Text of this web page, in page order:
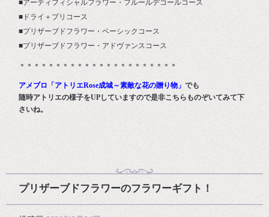
■アーティフィシャルフラワー・フルールデコールコース
■ドライ＋プリコース
■プリザーブドフラワー・ベーシックコース
■プリザーブドフラワー・アドヴァンスコース
＊＊＊＊＊＊＊＊＊＊＊＊＊＊＊＊＊＊＊＊＊＊
アメブロ「アトリエRose成城～素敵な花の贈り物」でも
随時アトリエの様子をUPしていますので是非こちらものぞいてみて下
さいね。
プリザーブドフラワーのフラワーギフト！